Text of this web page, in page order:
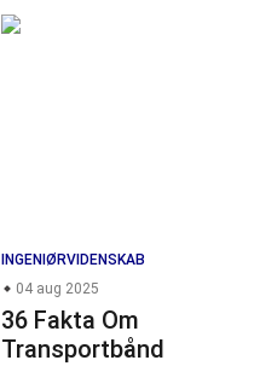
INGENIØRVIDENSKAB
04 aug 2025
36 Fakta Om
Transportbånd